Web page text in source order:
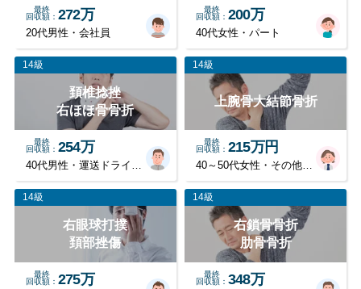
最終
回収額
272万
20代男性・会社員
最終
回収額
200万
40代女性・パート
14級
頚椎捻挫
右ほほ骨骨折
最終
回収額
254万
40代男性・運送ドライバー
14級
上腕骨大結節骨折
最終
回収額
215万円
40～50代女性・その他職業
14級
右眼球打撲
頚部挫傷
最終
回収額
275万
14級
右鎖骨骨折
肋骨骨折
最終
回収額
348万